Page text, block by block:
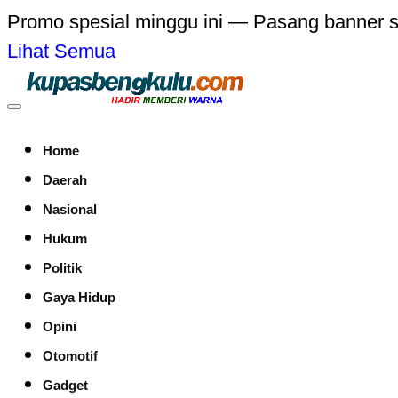
Promo spesial minggu ini — Pasang banner
Lihat Semua
Home
Daerah
Nasional
Hukum
Politik
Gaya Hidup
Opini
Otomotif
Gadget